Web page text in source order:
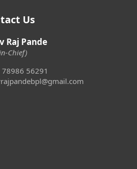
Us
Raj Pande
Chief)
56291